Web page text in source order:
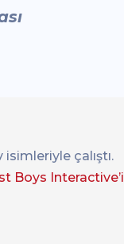
çalıştı.
Boys Interactive’i